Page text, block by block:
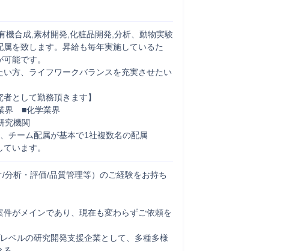
機合成,素材開発,化粧品開発,分析、動物実験
を致します。昇給も毎年実施しているた
能です。
方、ライフワークバランスを充実させたい
として勤務頂きます】
界　■化学業界
究機関
チーム配属が基本で1社複数名の配属
います。
/分析・評価/品質管理等）のご経験をお持ち
がメインであり、現在も変わらずご依頼を
ベルの研究開発支援企業として、多種多様